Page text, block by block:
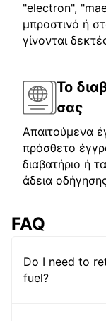
"electron",
μπροστινό ή
γίνονται
Το
σας
Απαιτούμενα
πρόσθετο
διαβατήριο ή
άδεια
FAQ
Do I need to
fuel?